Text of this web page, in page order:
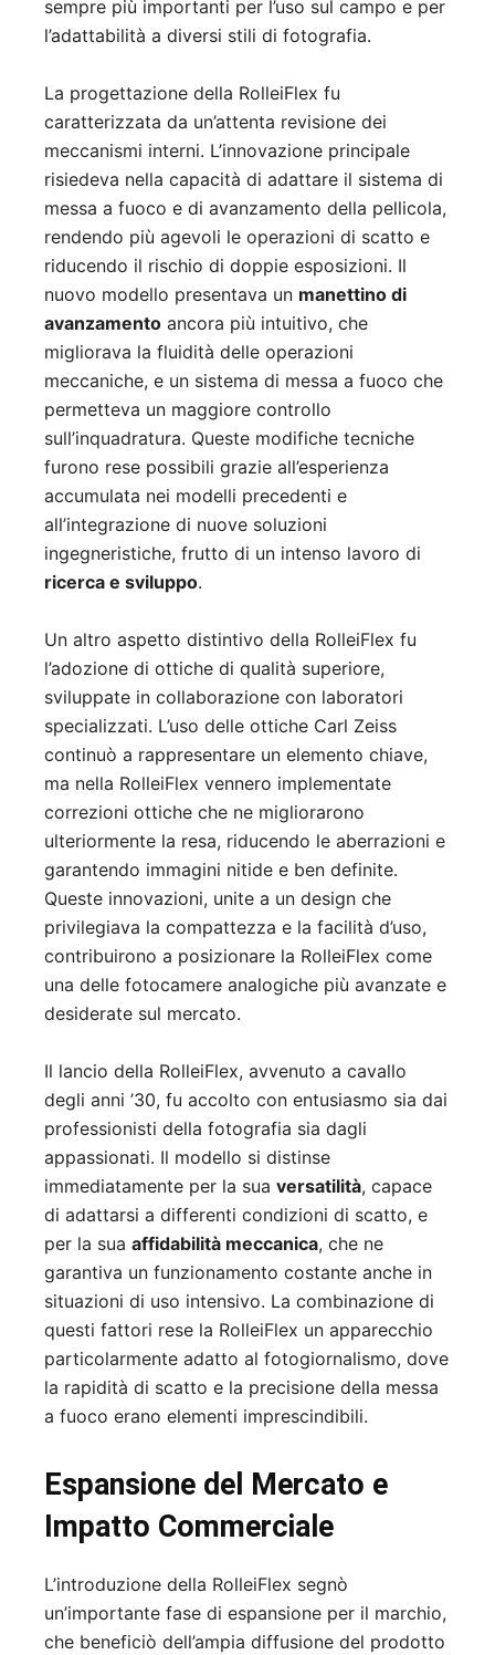
sempre più importanti per l’uso sul campo e per
l’adattabilità a diversi stili di fotografia.
La progettazione della RolleiFlex fu
caratterizzata da un’attenta revisione dei
meccanismi interni. L’innovazione principale
risiedeva nella capacità di adattare il sistema di
messa a fuoco e di avanzamento della pellicola,
rendendo più agevoli le operazioni di scatto e
riducendo il rischio di doppie esposizioni. Il
nuovo modello presentava un manettino di
avanzamento ancora più intuitivo, che
migliorava la fluidità delle operazioni
meccaniche, e un sistema di messa a fuoco che
permetteva un maggiore controllo
sull’inquadratura. Queste modifiche tecniche
furono rese possibili grazie all’esperienza
accumulata nei modelli precedenti e
all’integrazione di nuove soluzioni
ingegneristiche, frutto di un intenso lavoro di
ricerca e sviluppo.
Un altro aspetto distintivo della RolleiFlex fu
l’adozione di ottiche di qualità superiore,
sviluppate in collaborazione con laboratori
specializzati. L’uso delle ottiche Carl Zeiss
continuò a rappresentare un elemento chiave,
ma nella RolleiFlex vennero implementate
correzioni ottiche che ne migliorarono
ulteriormente la resa, riducendo le aberrazioni e
garantendo immagini nitide e ben definite.
Queste innovazioni, unite a un design che
privilegiava la compattezza e la facilità d’uso,
contribuirono a posizionare la RolleiFlex come
una delle fotocamere analogiche più avanzate e
desiderate sul mercato.
Il lancio della RolleiFlex, avvenuto a cavallo
degli anni ’30, fu accolto con entusiasmo sia dai
professionisti della fotografia sia dagli
appassionati. Il modello si distinse
immediatamente per la sua versatilità, capace
di adattarsi a differenti condizioni di scatto, e
per la sua affidabilità meccanica, che ne
garantiva un funzionamento costante anche in
situazioni di uso intensivo. La combinazione di
questi fattori rese la RolleiFlex un apparecchio
particolarmente adatto al fotogiornalismo, dove
la rapidità di scatto e la precisione della messa
a fuoco erano elementi imprescindibili.
Espansione del Mercato e
Impatto Commerciale
L’introduzione della RolleiFlex segnò
un’importante fase di espansione per il marchio,
che beneficiò dell’ampia diffusione del prodotto